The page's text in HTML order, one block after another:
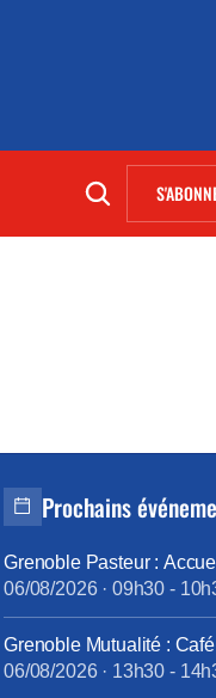
Prochains
Grenoble Pasteur :
06/08/2026· 09h30 -
Grenoble Mutualité :
06/08/2026· 13h30 -